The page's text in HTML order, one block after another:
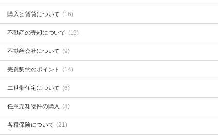
購入と賃貸について (16)
不動産の売却について (19)
不動産会社について (9)
売買契約のポイント (14)
二世帯住宅について (3)
任意売却物件の購入 (3)
各種保険について (21)